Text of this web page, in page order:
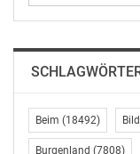
vorbereitet“, ist
Österreichischen
jungen
mich auf die
Beim (18492) Bild
Burgenland (7808)